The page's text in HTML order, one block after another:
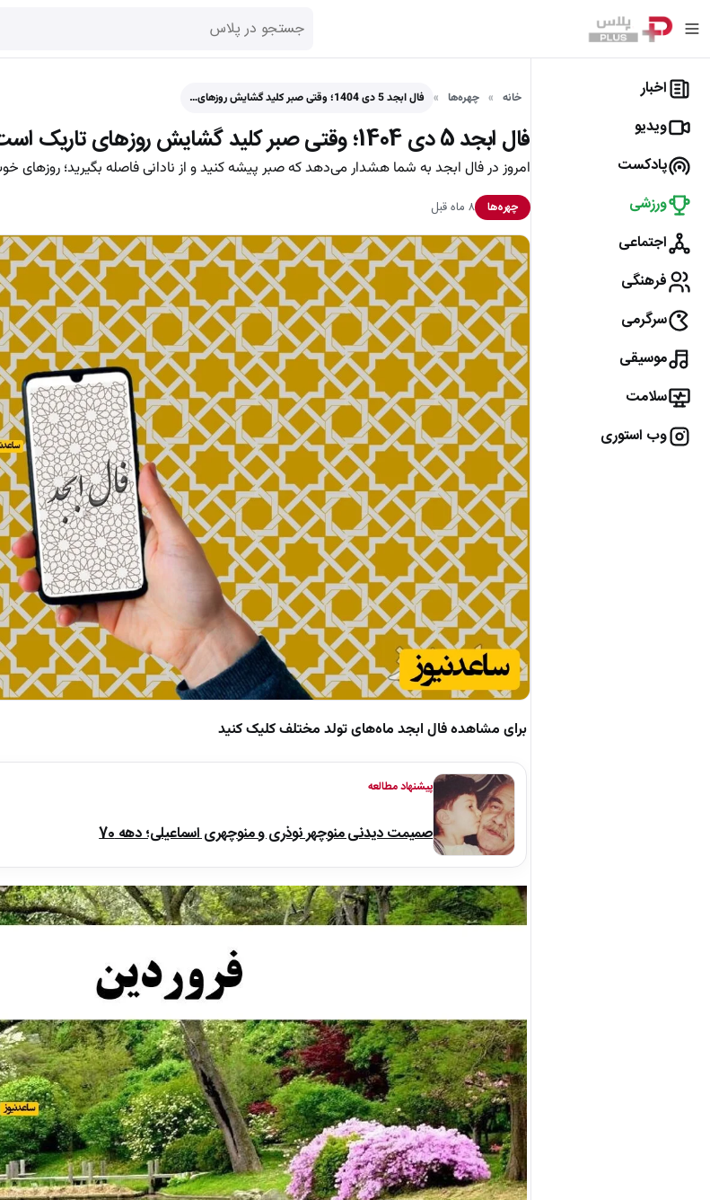
اخبار
ویدیو
پادکست
ورزشی
اجتماعی
فرهنگی
سرگرمی
موسیقی
سلامت
وب استوری
خانه چهره‌ها فال ابجد 5 دی 1404؛ وقتی صبر کلید گشایش روزهای…
فال ابجد 5 دی 1404؛ وقتی صبر کلید گشایش روزهای تاریک است!
امروز در فال ابجد به شما هشدار می‌دهد که صبر پیشه کنید و از نادانی فاصله بگیرید؛ روزهای
چهره‌ها ۸ ماه قبل
برای مشاهده فال ابجد ماه‌های تولد مختلف کلیک کنید
پیشنهاد مطالعه
صمیمت دیدنی منوچهر نوذری و منوچهری اسماعیلی؛ دهه 70